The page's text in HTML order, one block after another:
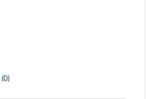
(0)